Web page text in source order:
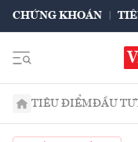
CHỨNG KHOÁN
TIÊU ĐIỂMĐẦU TƯ